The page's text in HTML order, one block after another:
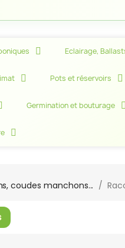
Eclairage,
Pots et réservoirs
Germination et bouturage
coudes manchons...